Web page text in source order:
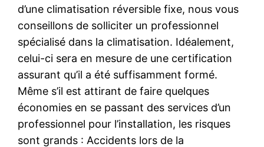
d’une climatisation réversible fixe, nous vous
conseillons de solliciter un professionnel
spécialisé dans la climatisation. Idéalement,
celui-ci sera en mesure de une certification
assurant qu’il a été suffisamment formé.
Même s’il est attirant de faire quelques
économies en se passant des services d’un
professionnel pour l’installation, les risques
sont grands : Accidents lors de la